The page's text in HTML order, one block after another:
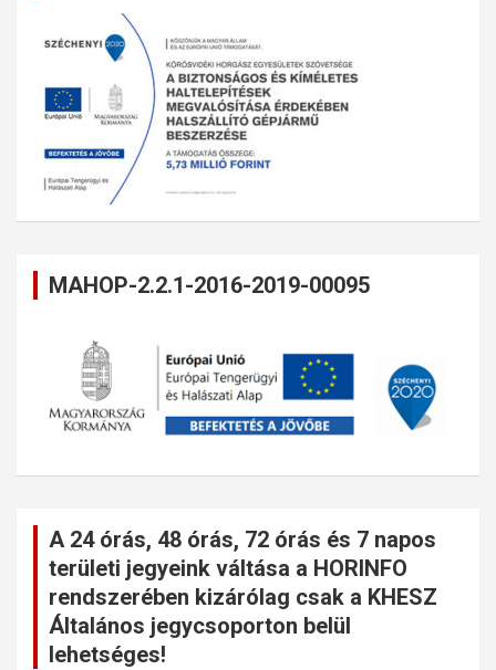
MAHOP-2.2.1-2016-2019-00095
A 24 órás, 48 órás, 72 órás és 7 napos
területi jegyeink váltása a HORINFO
rendszerében kizárólag csak a KHESZ
Általános jegycsoporton belül
lehetséges!